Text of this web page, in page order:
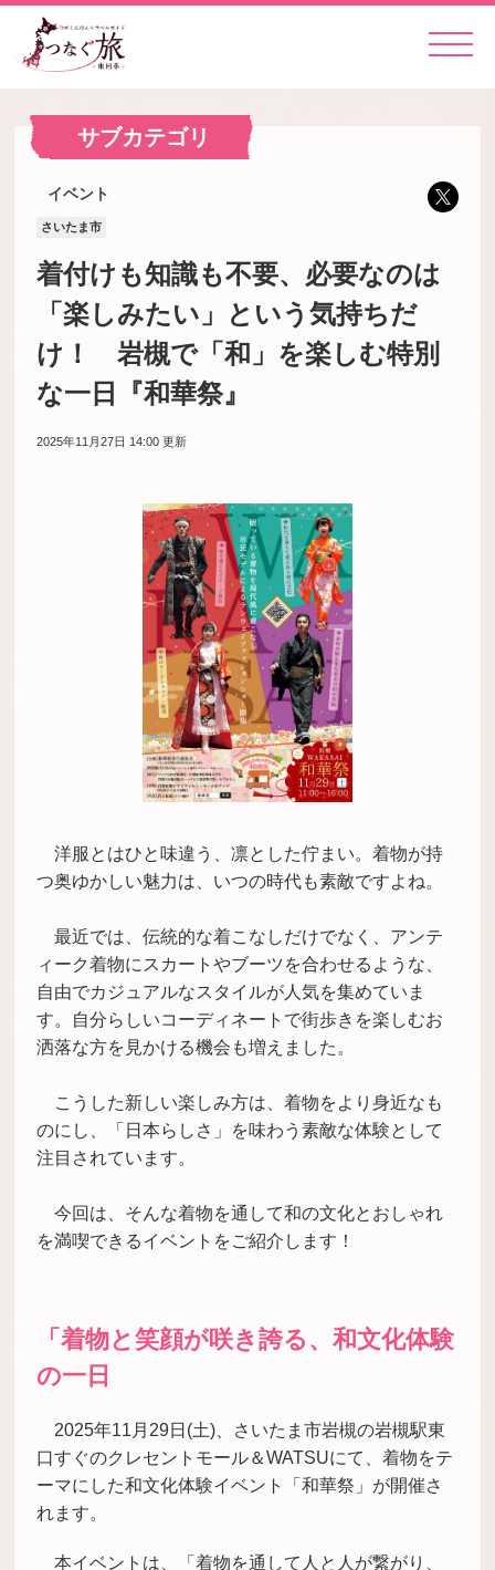
サブカテゴリ
イベント
さいたま市
着付けも知識も不要、必要なのは
「楽しみたい」という気持ちだ
け！ 岩槻で「和」を楽しむ特別
な一日『和華祭』
2025年11月27日 14:00 更新
洋服とはひと味違う、凛とした佇まい。着物が持
つ奥ゆかしい魅力は、いつの時代も素敵ですよね。
最近では、伝統的な着こなしだけでなく、アンテ
ィーク着物にスカートやブーツを合わせるような、
自由でカジュアルなスタイルが人気を集めていま
す。自分らしいコーディネートで街歩きを楽しむお
洒落な方を見かける機会も増えました。
こうした新しい楽しみ方は、着物をより身近なも
のにし、「日本らしさ」を味わう素敵な体験として
注目されています。
今回は、そんな着物を通して和の文化とおしゃれ
を満喫できるイベントをご紹介します！
「着物と笑顔が咲き誇る、和文化体験
の一日
2025年11月29日(土)、さいたま市岩槻の岩槻駅東
口すぐのクレセントモール＆WATSUにて、着物をテ
ーマにした和文化体験イベント「和華祭」が開催さ
れます。
本イベントは、「着物を通して人と人が繋がり、